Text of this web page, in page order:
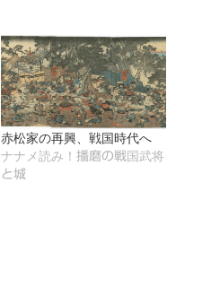
赤松家の再興、戦国時代へ
ナナメ読み！播磨の戦国武将
と城